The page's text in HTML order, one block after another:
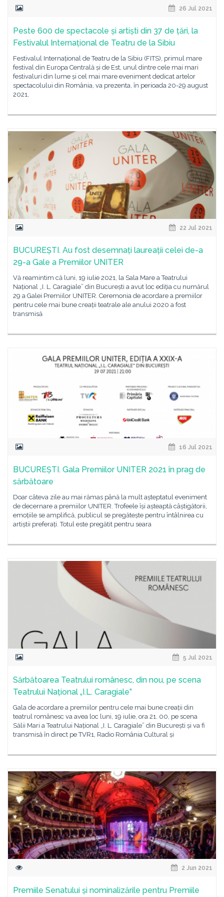
26 Jul 2021
Peste 600 de spectacole și artiști din 37 de țări, la
Festivalul Internațional de Teatru de la Sibiu
Festivalul Internațional de Teatru de la Sibiu (FITS), primul mare
festival din Europa Centrală și de Est, unul dintre cele mai mari
festivaluri din lume și cel mai mare eveniment dedicat artelor
spectacolului din România, va prezenta, în perioada 20-29 august
2021,
22 Jul 2021
BUCUREȘTI. Au fost desemnați laureații celei de-a
29-a Gale a Premiilor UNITER
Vă reamintim că luni, 19 iulie 2021, la Sala Mare a Teatrului
Național „I. L. Caragiale” din București a avut loc ediția cu numărul
29 a Galei Premiilor UNITER. Ceremonia de acordare a premiilor
pentru cele mai bune creații teatrale ale anului 2020 a fost
transmisă
16 Jul 2021
BUCUREȘTI. Gala Premiilor UNITER 2021 în prag de
sărbătoare
Doar câteva zile au mai rămas până la mult așteptatul eveniment
de decernare a premiilor UNITER. Trofeele își așteaptă câștigătorii,
emoțiile se amplifică, publicul se pregătește pentru întâlnirea cu
artiștii preferați. Totul este pregătit pentru seara
5 Jul 2021
Sărbătoarea Teatrului românesc, din nou, pe scena
Teatrului Național „I.L. Caragiale”
Gala de acordare a premiilor pentru cele mai bune creații din
teatrul românesc va avea loc luni, 19 iulie, ora 21. 00, pe scena
Sălii Mari a Teatrului Național „I. L. Caragiale” din București și va fi
transmisă în direct pe TVR1, Radio România Cultural și
2 Jun 2021
Premiile Senatului și nominalizările pentru Premiile